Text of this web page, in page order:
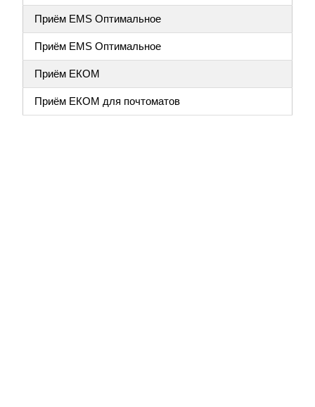
Приём EMS Оптимальное
Приём EMS Оптимальное
Приём ЕКОМ
Приём ЕКОМ для почтоматов